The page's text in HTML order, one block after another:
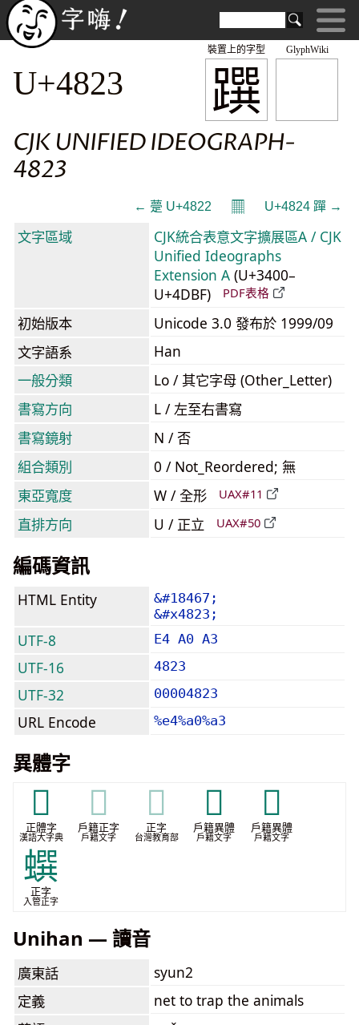
GlyphWiki
䠣
裝置上的字型
U+4823
CJK UNIFIED IDEOGRAPH-
4823
← 䠢 U+4822 𝄜 U+4824 䠤 →
文字區域
CJK統合表意文字擴展區A / CJK
Unified Ideographs
Extension A (U+3400–
U+4DBF)
PDF表格
初始版本
Unicode 3.0 發布於 1999/09
文字語系
Han
一般分類
Lo / 其它字母 (Other_Letter)
書寫方向
L / 左至右書寫
書寫鏡射
N / 否
組合類別
0 / Not_Reordered; 無
東亞寬度
W / 全形 UAX#11
直排方向 U / 正立 UAX#50
編碼資訊
HTML Entity
&#18467;
&#x4823;
UTF-8 E4 A0 A3
UTF-16 4823
UTF-32 00004823
URL Encode %e4%a0%a3
異體字
𦌔
正體字
漢語大字典
𦌔
戶籍正字
戶籍文字
𦌔
正字
台灣教育部
𦌮
戶籍異體
戶籍文字
𨂳
戶籍異體
戶籍文字
蟤
正字
入管正字
Unihan — 讀音
廣東話
syun2
定義
net to trap the animals